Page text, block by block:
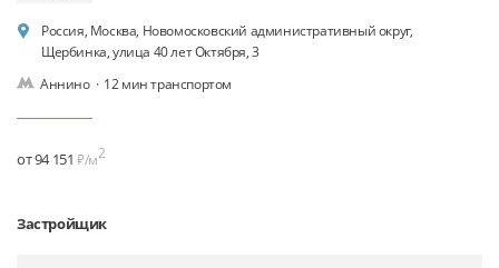
Россия, Москва, Новомосковский административный округ,
Щербинка, улица 40 лет Октября, 3
Аннино · 12 мин транспортом
от 94 151 ₽/м2
Застройщик